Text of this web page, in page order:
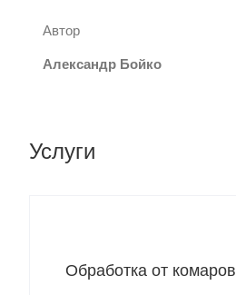
Автор
Александр Бойко
Услуги
Обработка от комаров